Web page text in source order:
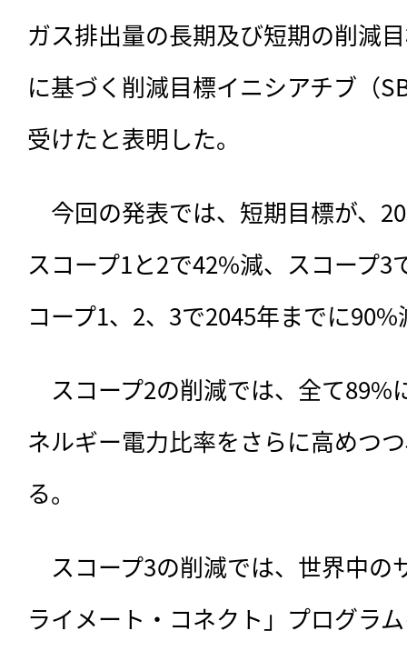
ガス排出量の長期及び短期の削減
に基づく削減目標イニシアチブ（
受けたと表明した。
今回の発表では、 短期目標が、
スコープ1と2で42%減、スコープ
コープ1、2、3で2045年までに90%
スコープ2の削減では、全て89%
ネルギー電力比率をさらに高めつ
る。
スコープ3の削減では、世界中の
ライメート・コネクト」プログラ